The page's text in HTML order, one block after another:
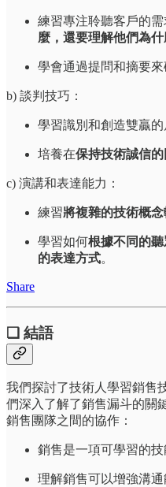
練習專注聆聽客戶的需
麼，還要理解他們為
學會通過提問和摘要來
b) 談判技巧：
學習識別和創造雙贏的
培養在保持技術誠信
c) 演講和表達能力：
練習將複雜的技術概
學習如何根據不同的
的表達方式。
Share
❏ 結語
我們探討了技術人學習銷售
們深入了解了銷售漏斗的關
銷售團隊之間的協作：
銷售是一項可學習的技
理解銷售可以增強溝